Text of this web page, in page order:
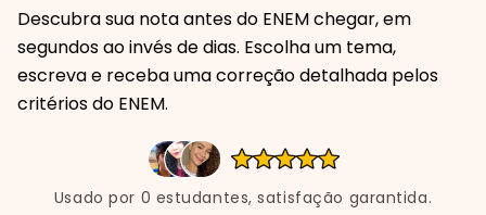
Descubra sua nota antes do ENEM chegar, em
segundos ao invés de dias. Escolha um tema,
escreva e receba uma correção detalhada pelos
critérios do ENEM.
Usado por 0 estudantes, satisfação garantida.